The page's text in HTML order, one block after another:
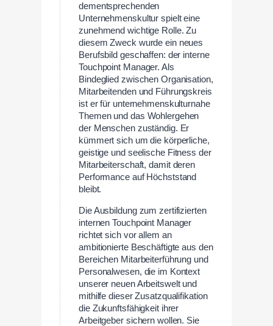
dementsprechenden
Unternehmenskultur spielt eine
zunehmend wichtige Rolle. Zu
diesem Zweck wurde ein neues
Berufsbild geschaffen: der interne
Touchpoint Manager. Als
Bindeglied zwischen Organisation,
Mitarbeitenden und Führungskreis
ist er für unternehmenskulturnahe
Themen und das Wohlergehen
der Menschen zuständig. Er
kümmert sich um die körperliche,
geistige und seelische Fitness der
Mitarbeiterschaft, damit deren
Performance auf Höchststand
bleibt.
Die Ausbildung zum zertifizierten
internen Touchpoint Manager
richtet sich vor allem an
ambitionierte Beschäftigte aus den
Bereichen Mitarbeiterführung und
Personalwesen, die im Kontext
unserer neuen Arbeitswelt und
mithilfe dieser Zusatzqualifikation
die Zukunftsfähigkeit ihrer
Arbeitgeber sichern wollen. Sie